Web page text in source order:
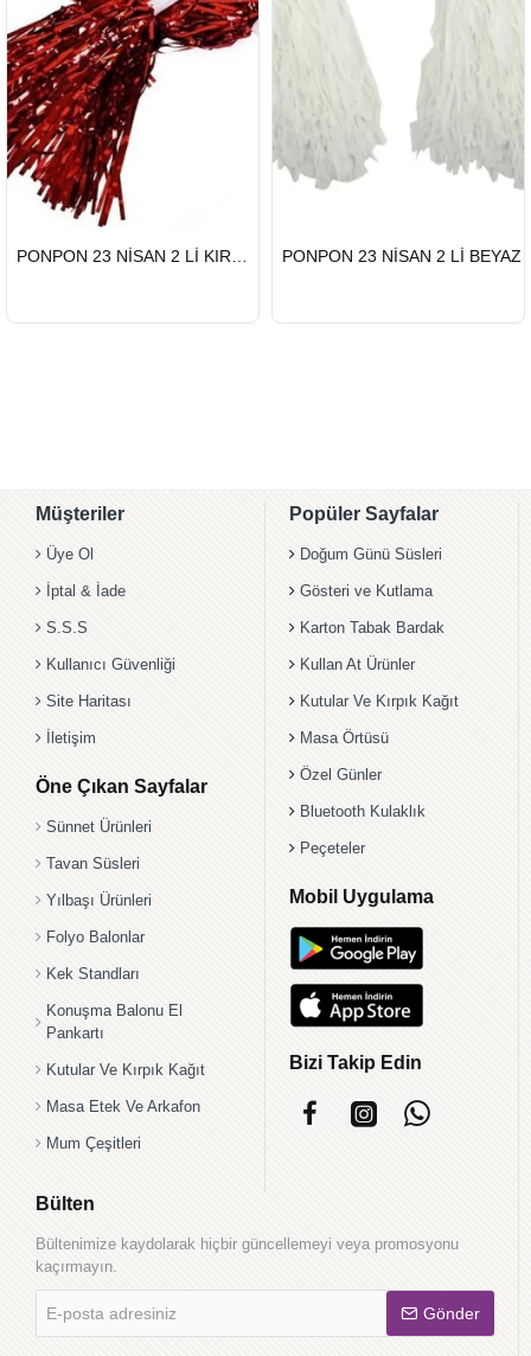
HIZLI
GÖNDERİ
PONPON 23 NİSAN 2 Lİ KIRMIZI
HIZLI
GÖNDERİ
PONPON 23 NİSAN 2 Lİ BEYAZ
Müşteriler
Üye Ol
İptal & İade
S.S.S
Kullanıcı Güvenliği
Site Haritası
İletişim
Öne Çıkan Sayfalar
Sünnet Ürünleri
Tavan Süsleri
Yılbaşı Ürünleri
Folyo Balonlar
Kek Standları
Konuşma Balonu El
Pankartı
Kutular Ve Kırpık Kağıt
Masa Etek Ve Arkafon
Mum Çeşitleri
Popüler Sayfalar
Doğum Günü Süsleri
Gösteri ve Kutlama
Karton Tabak Bardak
Kullan At Ürünler
Kutular Ve Kırpık Kağıt
Masa Örtüsü
Özel Günler
Bluetooth Kulaklık
Peçeteler
Mobil Uygulama
Bizi Takip Edin
Bülten
Bültenimize kaydolarak hiçbir güncellemeyi veya promosyonu
kaçırmayın.
posta
adresiniz
Gönder